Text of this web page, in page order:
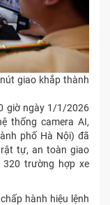
giao khắp thành
giờ ngày 1/1/2026
thống camera AI,
phố Hà Nội) đã
tự, an toàn giao
trường hợp xe
hành hiệu lệnh